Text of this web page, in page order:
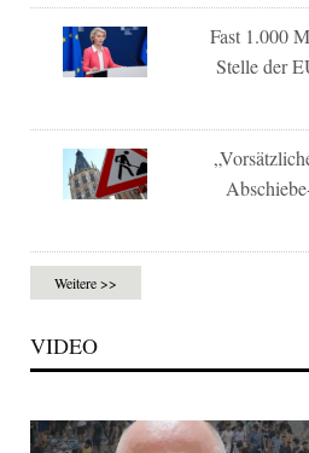
Fast 1.000
Stelle der
Weitere >>
VIDEO